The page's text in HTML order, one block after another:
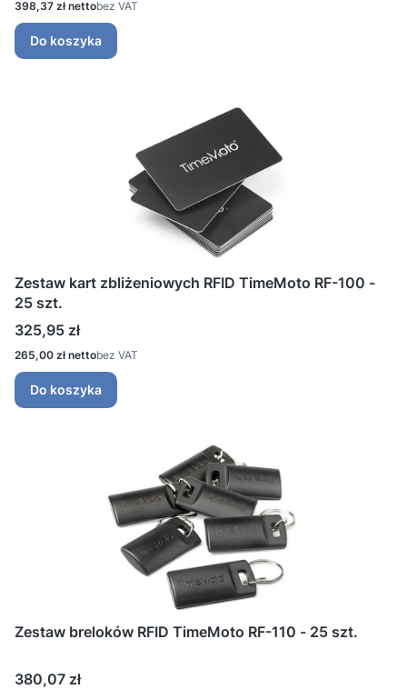
Cena
398,37 zł bez VAT
Do koszyka
Zestaw kart zbliżeniowych RFID TimeMoto RF-100 -
25 szt.
Cena
325,95 zł
Cena
265,00 zł bez VAT
Do koszyka
Zestaw breloków RFID TimeMoto RF-110 - 25 szt.
Cena
380,07 zł